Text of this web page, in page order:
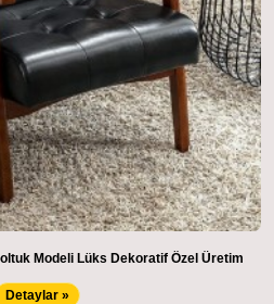
Modeli Lüks Dekoratif Özel Üretim
Detaylar »